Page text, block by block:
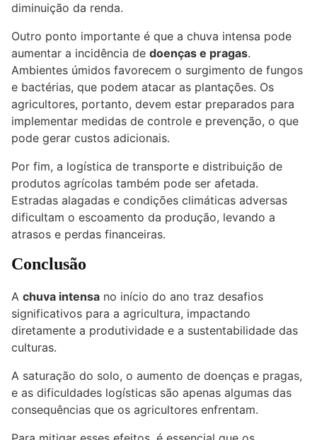
diminuição da renda.
Outro ponto importante é que a chuva intensa pode
aumentar a incidência de doenças e pragas.
Ambientes úmidos favorecem o surgimento de fungos
e bactérias, que podem atacar as plantações. Os
agricultores, portanto, devem estar preparados para
implementar medidas de controle e prevenção, o que
pode gerar custos adicionais.
Por fim, a logística de transporte e distribuição de
produtos agrícolas também pode ser afetada.
Estradas alagadas e condições climáticas adversas
dificultam o escoamento da produção, levando a
atrasos e perdas financeiras.
Conclusão
A chuva intensa no início do ano traz desafios
significativos para a agricultura, impactando
diretamente a produtividade e a sustentabilidade das
culturas.
A saturação do solo, o aumento de doenças e pragas,
e as dificuldades logísticas são apenas algumas das
consequências que os agricultores enfrentam.